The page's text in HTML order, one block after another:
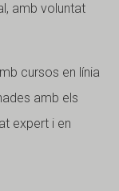
amb voluntat
cursos en línia
amb els
expert i en